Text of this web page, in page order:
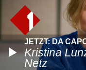
JETZT: DA
Kristina
Netz